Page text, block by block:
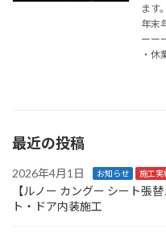
ます
年末
ーー
・休
最近の投稿
2026年4月1日 お知らせ 施工実
【ルノー カングー シート張
ト・ドア内装施工